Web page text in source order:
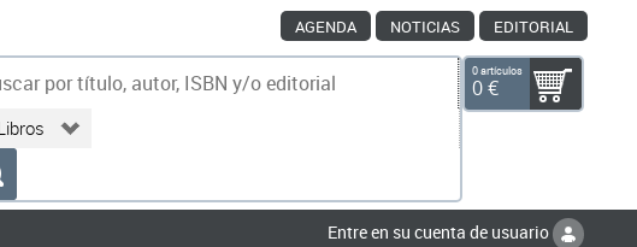
AGENDA NOTICIAS EDITORIAL
0 artículos
0 €
Entre en su cuenta de usuario